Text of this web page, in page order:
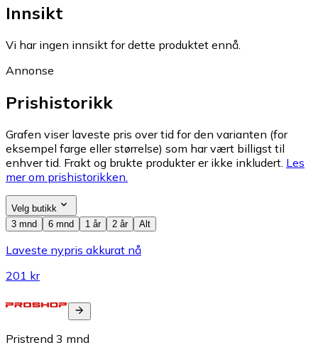
Innsikt
Vi har ingen innsikt for dette produktet ennå.
Annonse
Prishistorikk
Grafen viser laveste pris over tid for den varianten (for
eksempel farge eller størrelse) som har vært billigst til
enhver tid. Frakt og brukte produkter er ikke inkludert. Les
mer om prishistorikken.
Velg butikk
3 mnd
6 mnd 1 år 2 år Alt
Laveste nypris akkurat nå
201 kr
Pristrend 3 mnd